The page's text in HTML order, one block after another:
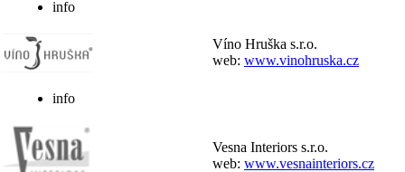
info
Víno Hruška s.r.o.
web: www.vinohruska.cz
info
Vesna Interiors s.r.o.
web: www.vesnainteriors.cz